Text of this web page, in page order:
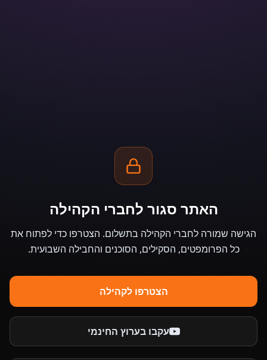
האתר סגור לחברי הקהילה
הגישה שמורה לחברי הקהילה בתשלום. הצטרפו כדי לפתוח את
כל הפרומפטים, הסקילים, הסוכנים והחבילה השבועית.
הצטרפו לקהילה
עקבו בערוץ החינמי